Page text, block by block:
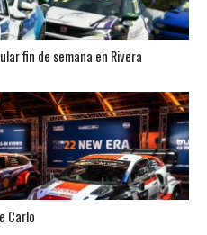
fin de semana en Rivera
Carlo